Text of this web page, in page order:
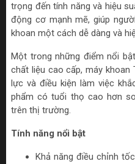
trọng đến tính năng và hiệu
động cơ mạnh mẽ, giúp
khoan một cách dễ dàng và
Một trong những điểm nổi
chất liệu cao cấp, máy
lực và điều kiện làm việc
phẩm có tuổi thọ cao hơn
trên thị trường.
Tính năng nổi bật
Khả năng điều chỉnh